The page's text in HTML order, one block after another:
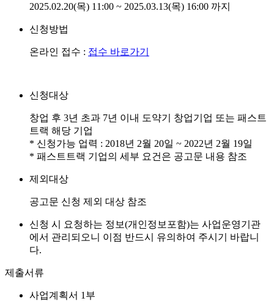
2025.02.20(목) 11:00 ~ 2025.03.13(목) 16:00 까지
신청방법
온라인 접수 : 접수 바로가기
신청대상
창업 후 3년 초과 7년 이내 도약기 창업기업 또는 패스트
트랙 해당 기업
* 신청가능 업력 : 2018년 2월 20일 ~ 2022년 2월 19일
* 패스트트랙 기업의 세부 요건은 공고문 내용 참조
제외대상
공고문 신청 제외 대상 참조
신청 시 요청하는 정보(개인정보포함)는 사업운영기관
에서 관리되오니 이점 반드시 유의하여 주시기 바랍니
다.
제출서류
사업계획서 1부